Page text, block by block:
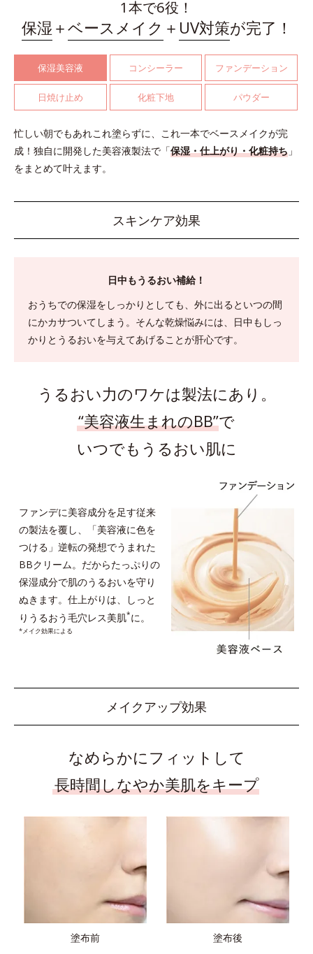
1本で6役！
保湿＋ベースメイク ＋ UV対策が完了！
保湿美容液 コンシーラー ファンデーション
日焼け止め 化粧下地 パウダー
忙しい朝でもあれこれ塗らずに、これ一本でベースメイクが完
成！ 独自に開発した美容液製法で「保湿・仕上がり・化粧持ち 」
をまとめて叶えます。
スキンケア効果
日中もうるおい補給！
おうちでの保湿をしっかりとしても、外に出るといつの間
にかカサついてしまう。 そんな乾燥悩みには、日中もしっ
かりとうるおいを与えてあげることが肝心です。
うるおい力のワケは製法にあり。
“美容液生まれのBB”で
いつでもうるおい肌に
ファンデに美容成分を足す従来
の製法を覆し、「美容液に色を
つける」逆転の発想でうまれた
BBクリーム。だからたっぷりの
保湿成分で肌のうるおいを守り
ぬきます。仕上がりは、しっと
りうるおう毛穴レス美肌*に。
*メイク効果による
メイクアップ効果
なめらかにフィットして
長時間しなやか美肌をキープ
塗布前 塗布後